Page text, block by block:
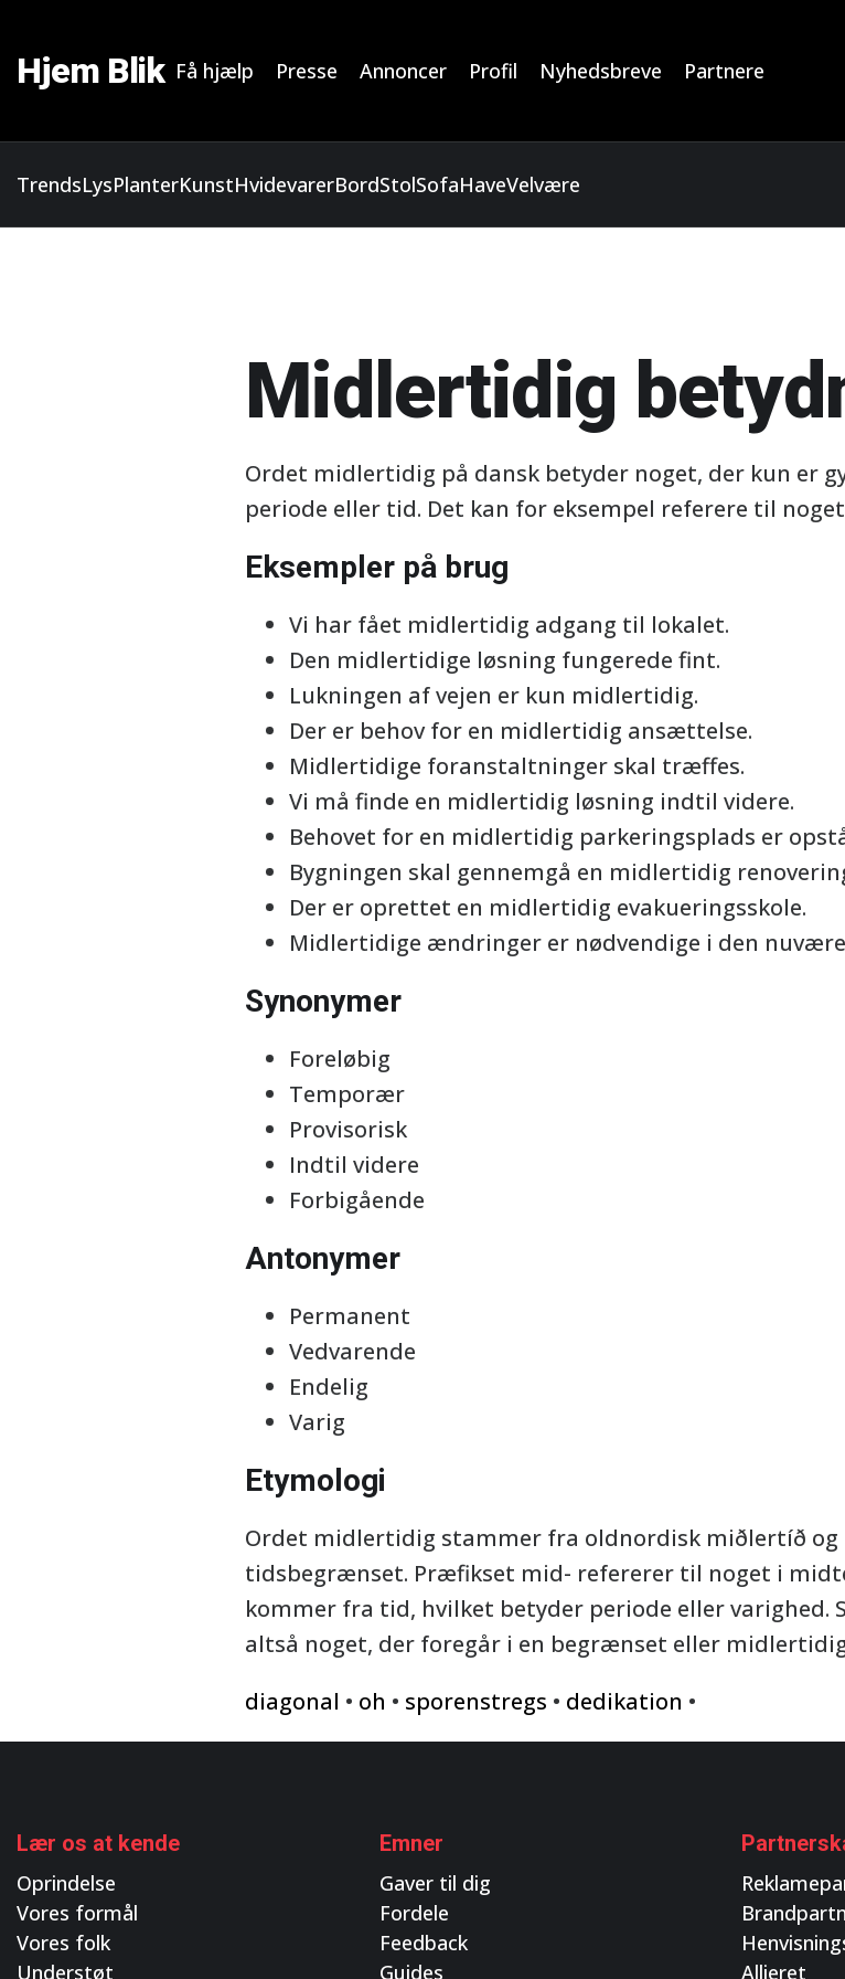
Hjem Blik Få hjælp Presse Annoncer Profil Nyhedsbreve Partnere
TrendsLysPlanterKunstHvidevarerBordStolSofaHaveVelvære
Midlertidig
Ordet midlertidig på dansk betyder noget, der kun er
periode eller tid. Det kan for eksempel referere til
Eksempler på brug
Vi har fået midlertidig adgang til lokalet.
Den midlertidige løsning fungerede fint.
Lukningen af vejen er kun midlertidig.
Der er behov for en midlertidig ansættelse.
Midlertidige foranstaltninger skal træffes.
Vi må finde en midlertidig løsning indtil videre.
Behovet for en midlertidig parkeringsplads er
Bygningen skal gennemgå en midlertidig
Der er oprettet en midlertidig evakueringsskole.
Midlertidige ændringer er nødvendige i den
Synonymer
Foreløbig
Temporær
Provisorisk
Indtil videre
Forbigående
Antonymer
Permanent
Vedvarende
Endelig
Varig
Etymologi
Ordet midlertidig stammer fra oldnordisk miðlertíð
tidsbegrænset. Præfikset mid- refererer til noget i
kommer fra tid, hvilket betyder periode eller
altså noget, der foregår i en begrænset eller
diagonal • oh • sporenstregs • dedikation •
Lær os at kende
Oprindelse
Vores formål
Vores folk
Understøt
Emner
Gaver til dig
Fordele
Feedback
Guides
Allieret